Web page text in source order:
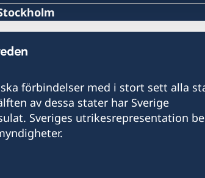
förbindelser med i stort sett alla
av dessa stater har Sverige
Sveriges utrikesrepresentation